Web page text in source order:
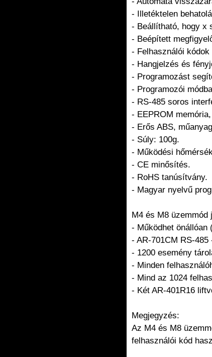
- Illetéktelen
- Beállítható, hogy x
- Beépített
- Felhasználói
- Hangjelzés és
- Programozást
- Programozói
- RS-485 soros
- EEPROM
- Erős ABS,
- Súly: 100g.
- Működési
- CE minősítés.
- RoHS tanúsítvány.
- Magyar nyelvű
M4 és M8 üzemmód
- Működhet önállóan
- AR-701CM RS-
- 1200 esemény
- Minden
- Mind az 1024
- Két AR-401R16
Megjegyzés:
Az M4 és M8
felhasználói kód